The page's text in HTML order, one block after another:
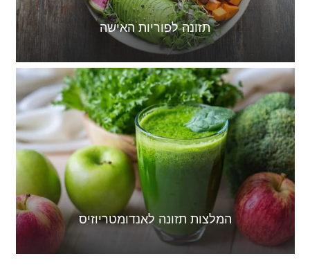
תזונה לפוריות האישה
המלצות תזונה לאנדומטריוזיס